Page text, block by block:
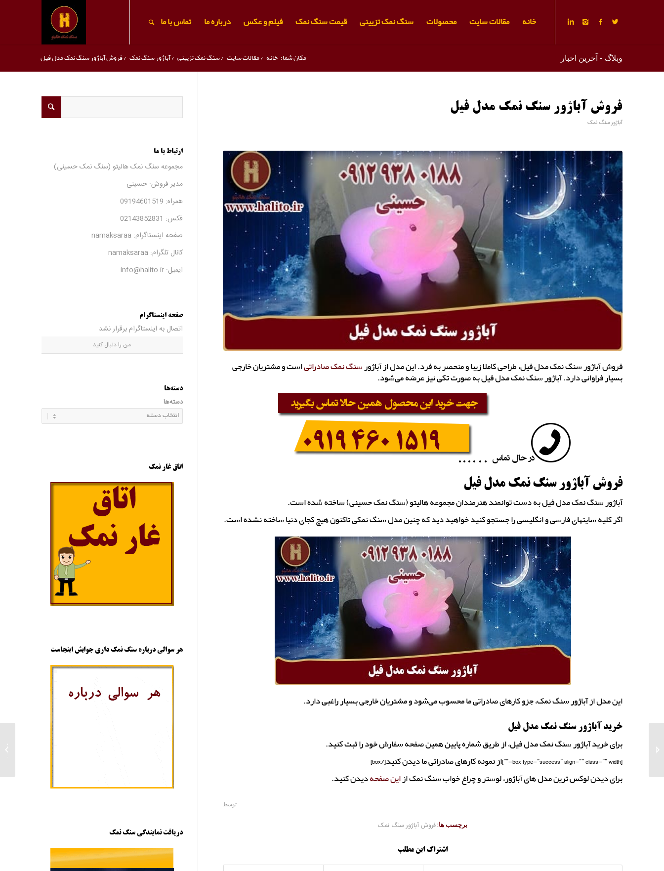
خانه مقالات سایت محصولات سنگ نمک تزیینی قیمت سنگ نمک فیلم و عکس درباره ما تماس با ما
وبلاگ - آخرین اخبار مکان شما: خانه /مقالات سایت /سنگ نمک تزیینی /آباژور سنگ نمک /فروش آباژور سنگ نمک مدل فیل
فروش آباژور سنگ نمک مدل فیل
آباژور سنگ نمک
فروش آباژور سنگ نمک مدل فیل، طراحی کاملا زیبا و منحصر به فرد. این مدل از آباژورسنگ نمک صادراتیاست و مشتریان خارجی
بسیار فراوانی دارد. آباژور سنگ نمک مدل فیل به صورت تکی نیز عرضه می‌شود.
فروش آباژور سنگ نمک مدل فیل
آباژور سنگ نمک مدل فیل به دست توانمند هنرمندان مجموعه هالیتو (سنگ نمک حسینی) ساخته شده است.
اگر کلیه سایتهای فارسی و انگلیسی را جستجو کنید خواهید دید که چنین مدل سنگ نمکی تاکنون هیچ کجای دنیا ساخته نشده است.
این مدل از آباژور سنگ نمک، جزو کارهای صادراتی ما محسوب می‌شود و مشتریان خارجی بسیار راغبی دارد.
خرید آباژور سنگ نمک مدل فیل
برای خرید آباژور سنگ نمک مدل فیل، از طریق شماره پایین همین صفحه سفارش خود را ثبت کنید.
[box type=”success” align=”” class=”” width=””]از نمونه کارهای صادراتی ما دیدن کنید[/box]
برای دیدن لوکس ترین مدل های آباژور، لوستر و چراغ خواب سنگ نمک ازاین صفحهدیدن کنید.
توسط
برچسب ها:فروش آباژور سنگ نمک
اشتراک این مطلب
ارتباط با ما
مجموعه سنگ نمک هالیتو (سنگ نمک حسینی)
مدیر فروش: حسینی
همراه: 09194601519
فکس: 02143852831
صفحه اینستاگرام: namaksaraa
کانال تلگرام: namaksaraa
ایمیل: info@halito.ir
صفحه اینستاگرام
اتصال به اینستاگرام برقرار نشد
من را دنبال کنید
دسته‌ها
دسته‌ها
اتاق غار نمک
هر سوالی درباره سنگ نمک داری جوابش اینجاست
دریافت نمایندگی سنگ نمک
صادرات نمک تصفیه
شده و نمک صنعتی
بدون ید